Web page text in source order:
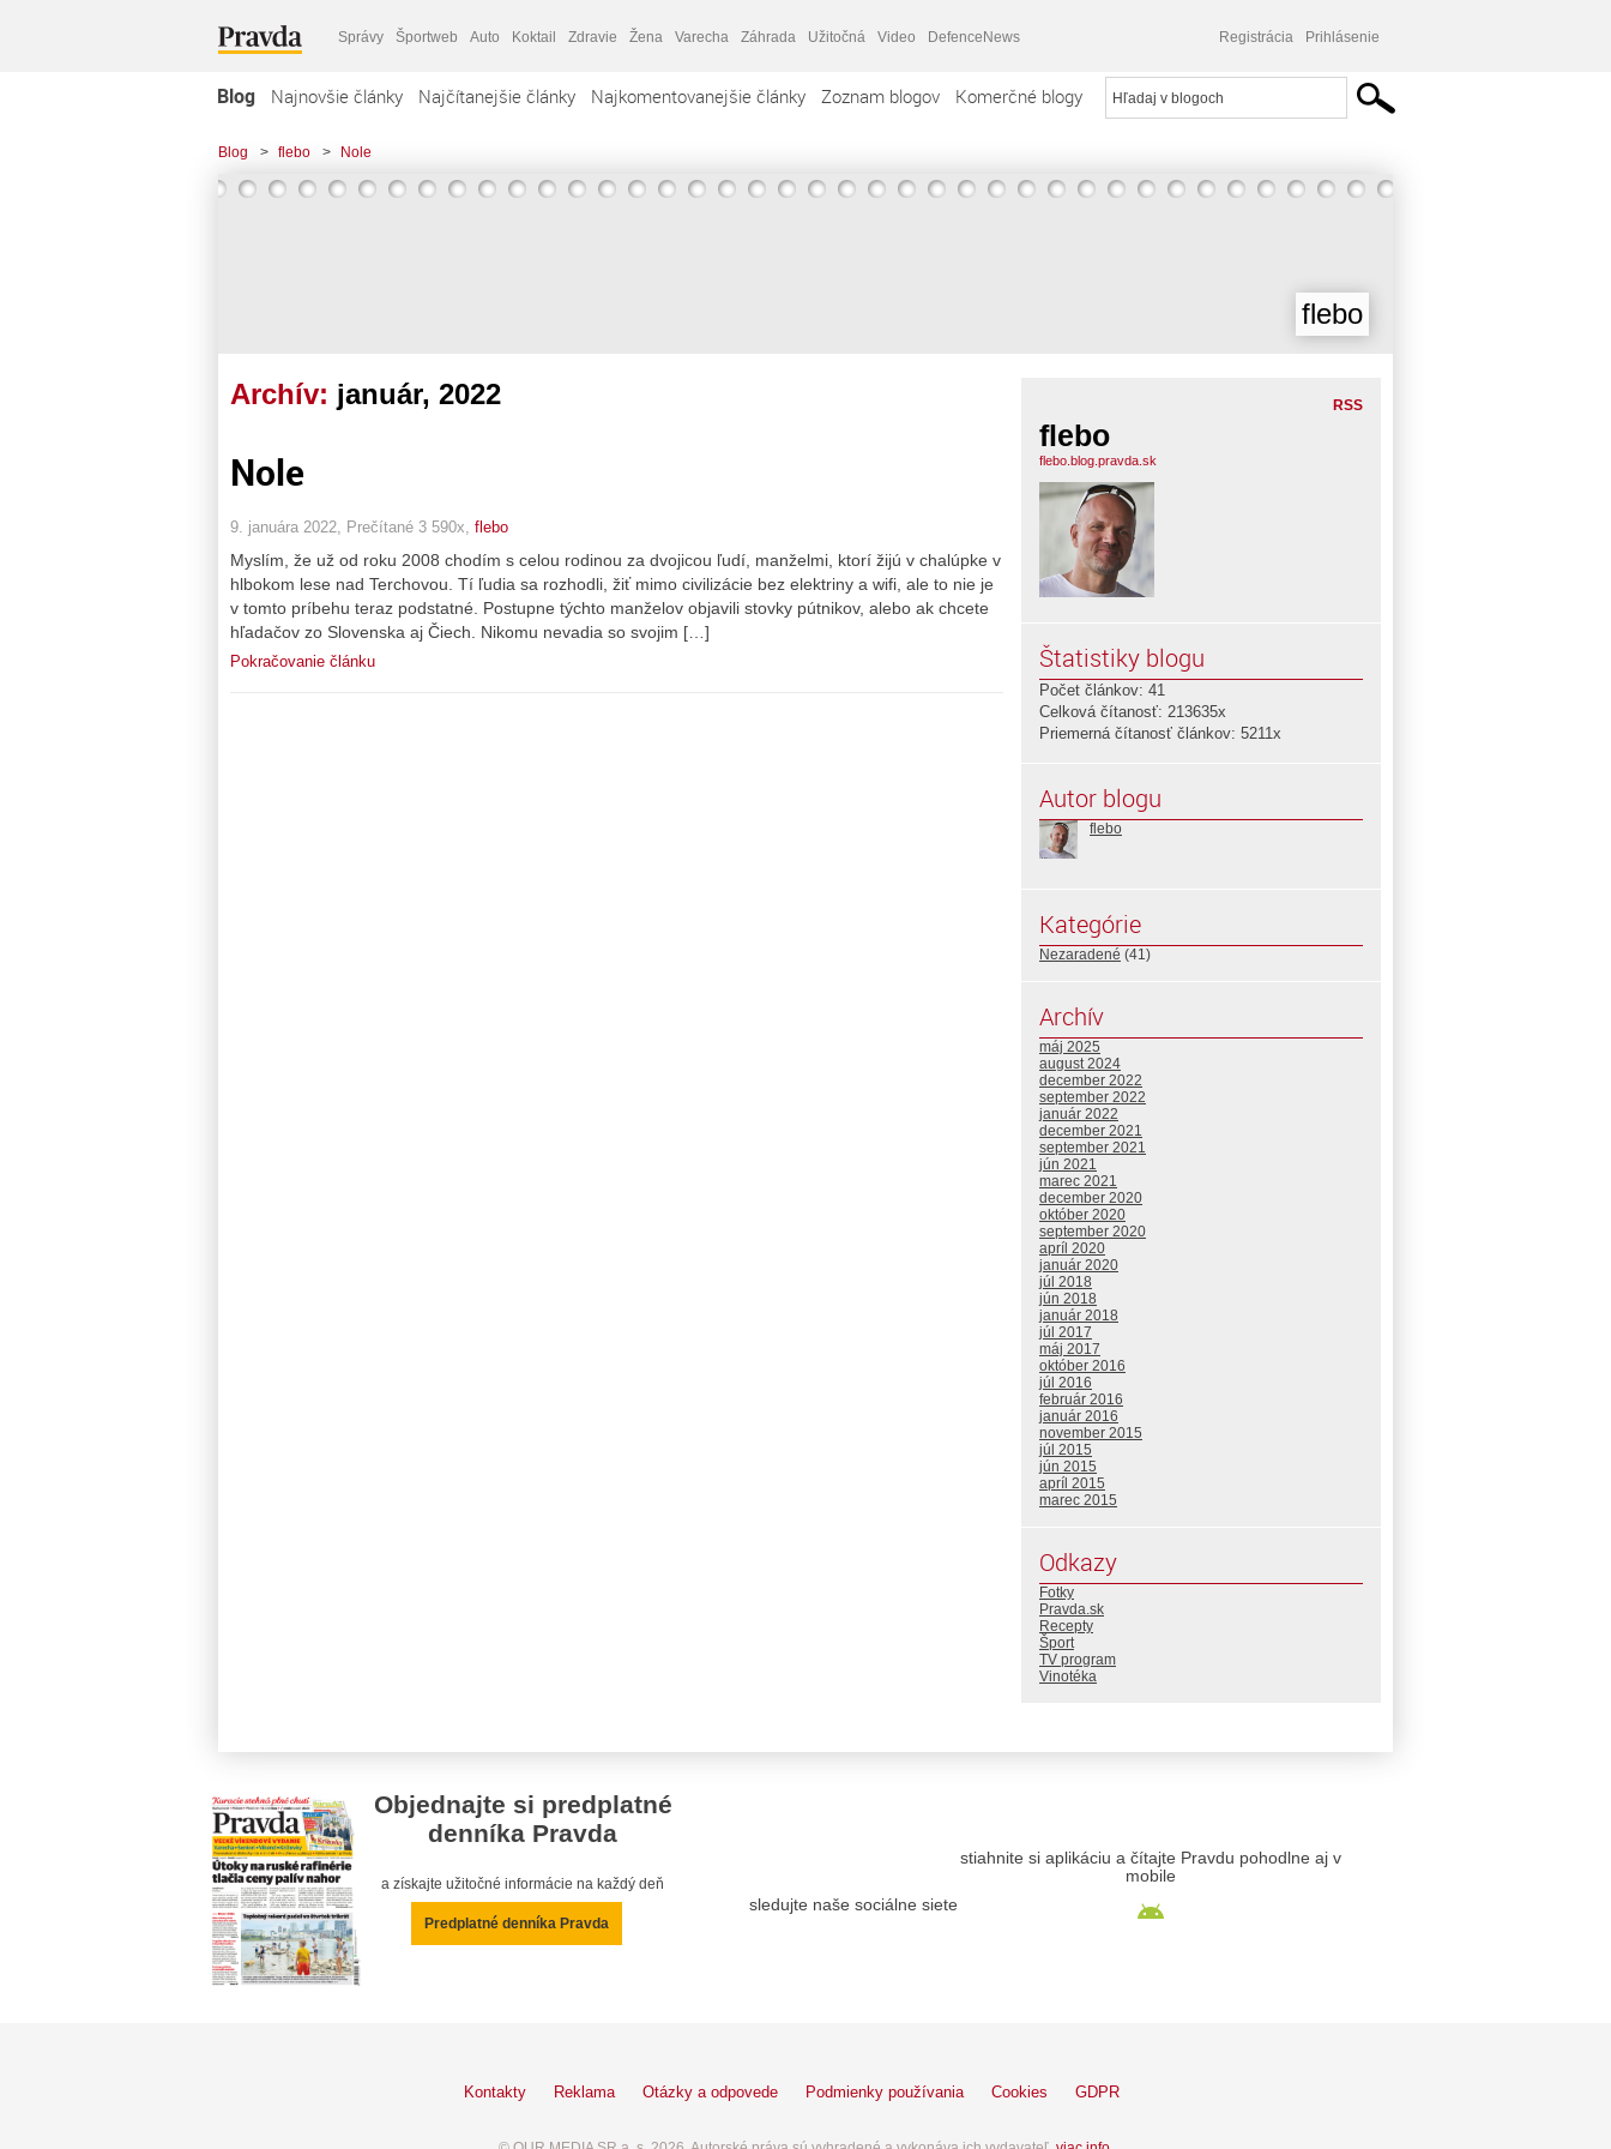
Správy Športweb Auto Koktail Zdravie Žena Varecha Záhrada Užitočná Video DefenceNews Registrácia Prihlásenie
Blog Najnovšie články Najčítanejšie články Najkomentovanejšie články Zoznam blogov Komerčné blogy
Blog > flebo > Nole
flebo
Archív: január, 2022
Nole
9. januára 2022, Prečítané 3 590x, flebo
Myslím, že už od roku 2008 chodím s celou rodinou za dvojicou ľudí, manželmi, ktorí žijú v chalúpke v
hlbokom lese nad Terchovou. Tí ľudia sa rozhodli, žiť mimo civilizácie bez elektriny a wifi, ale to nie je
v tomto príbehu teraz podstatné. Postupne týchto manželov objavili stovky pútnikov, alebo ak chcete
hľadačov zo Slovenska aj Čiech. Nikomu nevadia so svojim […]
Pokračovanie článku
RSS
flebo
flebo.blog.pravda.sk
Štatistiky blogu
Počet článkov: 41
Celková čítanosť: 213635x
Priemerná čítanosť článkov: 5211x
Autor blogu
flebo
Kategórie
Nezaradené (41)
Archív
máj 2025
august 2024
december 2022
september 2022
január 2022
december 2021
september 2021
jún 2021
marec 2021
december 2020
október 2020
september 2020
apríl 2020
január 2020
júl 2018
jún 2018
január 2018
júl 2017
máj 2017
október 2016
júl 2016
február 2016
január 2016
november 2015
júl 2015
jún 2015
apríl 2015
marec 2015
Odkazy
Fotky
Pravda.sk
Recepty
Šport
TV program
Vinotéka
Objednajte si predplatné
denníka Pravda
a získajte užitočné informácie na každý deň
Predplatné denníka Pravda
sledujte naše sociálne siete
stiahnite si aplikáciu a čítajte Pravdu pohodlne aj v
mobile
Kontakty Reklama Otázky a odpovede Podmienky používania Cookies GDPR